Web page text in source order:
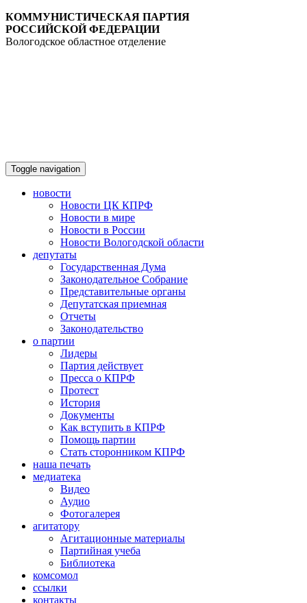
КОММУНИСТИЧЕСКАЯ ПАРТИЯ
РОССИЙСКОЙ ФЕДЕРАЦИИ
Вологодское областное отделение
Toggle navigation
новости
Новости ЦК КПРФ
Новости в мире
Новости в России
Новости Вологодской области
депутаты
Государственная Дума
Законодательное Собрание
Представительные органы
Депутатская приемная
Отчеты
Законодательство
о партии
Лидеры
Партия действует
Пресса о КПРФ
Протест
История
Документы
Как вступить в КПРФ
Помощь партии
Стать сторонником КПРФ
наша печать
медиатека
Видео
Аудио
Фотогалерея
агитатору
Агитационные материалы
Партийная учеба
Библиотека
комсомол
ссылки
контакты